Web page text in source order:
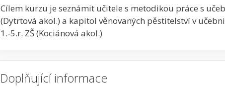
Cílem kurzu je seznámit učitele s metodikou práce s
(Dytrtová akol.) a kapitol věnovaných pěstitelství v
1.-5.r. ZŠ (Kociánová akol.)
Doplňující informace